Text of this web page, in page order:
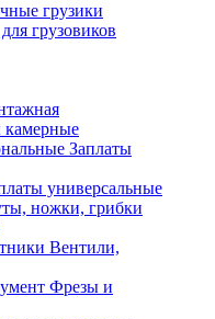
грузики
грузовиков
камерные
Заплаты
универсальные
ножки, грибки
Вентили,
Фрезы и